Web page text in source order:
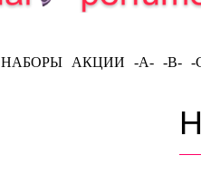
НАБОРЫ АКЦИИ -A- -B- -